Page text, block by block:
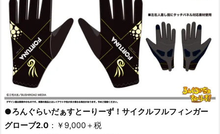
●ろんぐらいだぁすとーりーず！サイクルフルフィンガー
グローブ2.0 ：￥9,000＋税